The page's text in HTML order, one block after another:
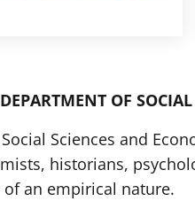
OF
Sciences and
historians,
an empirical nature.